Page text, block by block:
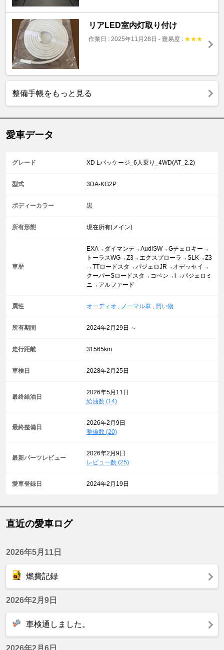
リアLED室内灯取り付け
作業日 : 2025年11月28日 - 難易度 : ★★★
整備手帳をもっと見る
愛車データ
グレード XD Lパッケージ_6人乗り_4WD(AT_2.2)
型式 3DA-KG2P
ボディーカラー 黒
所有形態 現在所有(メイン)
車歴
EXA→ダイマンテ→AudiSW→Gチェロキー→
トーラスWG→Z3→エクスプローラ→SLK→Z3
→TTロードスタ→パジェロJR→オデッセイ→
クーパーSロードスタ→コペン→i→パジェロミ
ニ→アルファード
属性 オーディオ , ノーマル車 , 買い物
所有期間 2024年2月29日 ～
走行距離 31565km
車検日 2028年2月25日
最終給油日
2026年5月11日
給油数 (14)
最終整備日
2026年2月9日
整備数 (20)
最新パーツレビュー
2026年2月9日
レビュー数 (25)
愛車登録日 2024年2月19日
直近の愛車ログ
2026年5月11日
燃費記録
2026年2月9日
車検通しました。